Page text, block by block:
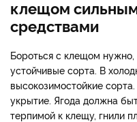
клещом
средствами
Бороться с клещом
устойчивые сорта. В
высокозимостойкие
укрытие. Ягода должна
терпимой к клещу, гнили